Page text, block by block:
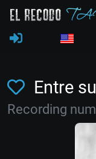
Entre
Recording